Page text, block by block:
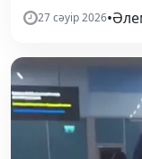
27 сәуір 2026•